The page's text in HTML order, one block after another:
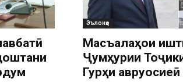
Эълонҳо
Масъалаҳои
Ҷумҳурии
Гурӯҳи